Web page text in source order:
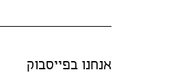
אנחנו בפייסבוק